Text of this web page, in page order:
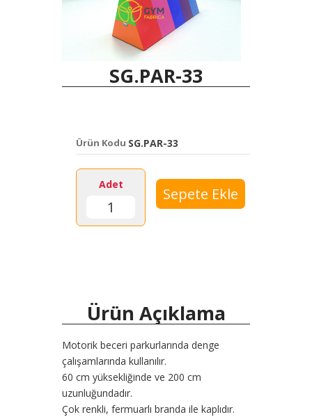
SG.PAR-33
Ürün Kodu SG.PAR-33
Adet
Ürün Açıklama
Motorik beceri parkurlarında denge
çalışamlarında kullanılır.
60 cm yüksekliğinde ve 200 cm
uzunluğundadır.
Çok renkli, fermuarlı branda ile kaplıdır.